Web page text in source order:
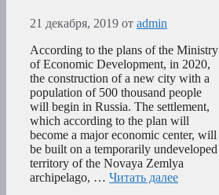
21 декабря, 2019 от admin
According to the plans of the Ministry
of Economic Development, in 2020,
the construction of a new city with a
population of 500 thousand people
will begin in Russia. The settlement,
which according to the plan will
become a major economic center, will
be built on a temporarily undeveloped
territory of the Novaya Zemlya
archipelago, … Читать далее